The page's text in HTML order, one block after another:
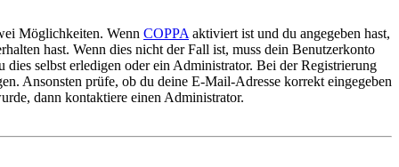
Möglichkeiten. Wenn COPPA aktiviert ist und du angegeben hast,
hast. Wenn dies nicht der Fall ist, muss dein Benutzerkonto
selbst erledigen oder ein Administrator. Bei der Registrierung
Ansonsten prüfe, ob du deine E-Mail-Adresse korrekt eingegeben
dann kontaktiere einen Administrator.